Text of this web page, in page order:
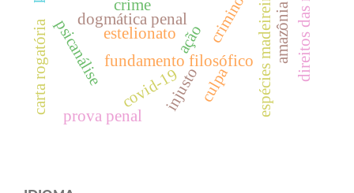
ação
crime
dogmática penal
fundamento filosófico
psicanálise
injusto culpa espécies madeireiras
carta rogatória estelionato
covid-19
prova penal